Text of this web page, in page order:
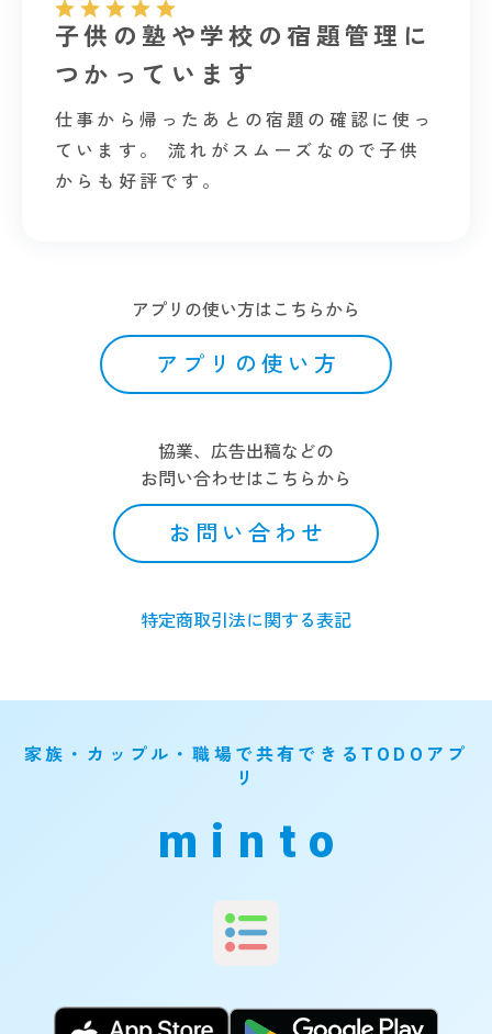
子供の塾や学校の宿題管理に
つかっています
仕事から帰ったあとの宿題の確認に使っ
ています。 流れがスムーズなので子供
からも好評です。
アプリの使い方はこちらから
アプリの使い方
協業、広告出稿などの
お問い合わせはこちらから
お問い合わせ
特定商取引法に関する表記
家族・カップル・職場で共有できるTODOアプ
リ
minto